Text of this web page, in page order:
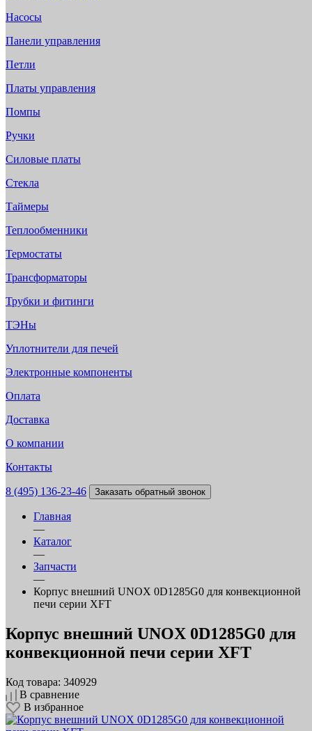
Насосы
Панели управления
Петли
Платы управления
Помпы
Ручки
Силовые платы
Стекла
Таймеры
Теплообменники
Термостаты
Трансформаторы
Трубки и фитинги
ТЭНы
Уплотнители для печей
Электронные компоненты
Оплата
Доставка
О компании
Контакты
8 (495) 136-23-46 Заказать обратный звонок
Главная
—
Каталог
—
Запчасти
—
Корпус внешний UNOX 0D1285G0 для конвекционной
печи серии XFT
Корпус внешний UNOX 0D1285G0 для
конвекционной печи серии XFT
Код товара: 340929
В сравнение
В избранное